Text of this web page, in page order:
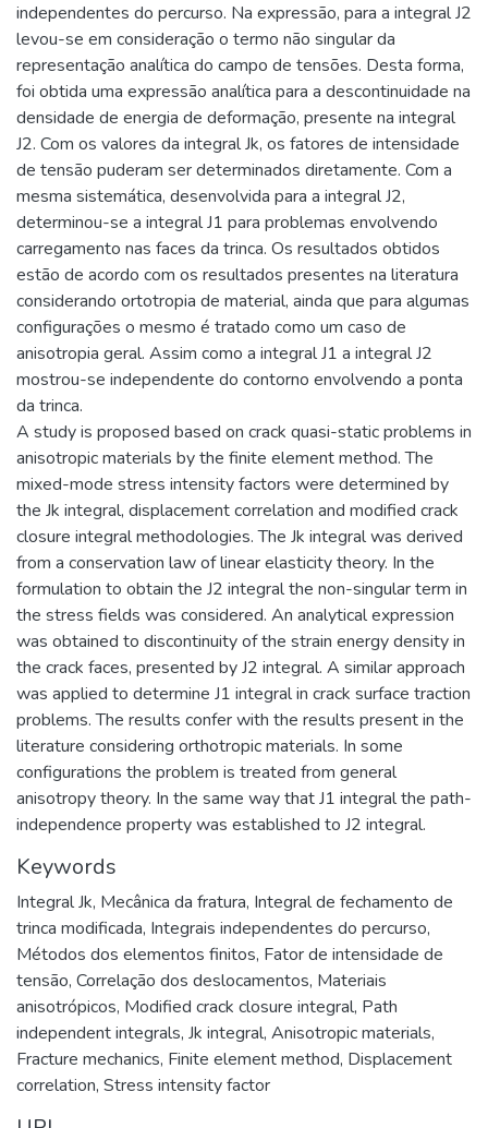
independentes do percurso. Na expressão, para a integral J2
levou-se em consideração o termo não singular da
representação analítica do campo de tensões. Desta forma,
foi obtida uma expressão analítica para a descontinuidade na
densidade de energia de deformação, presente na integral
J2. Com os valores da integral Jk, os fatores de intensidade
de tensão puderam ser determinados diretamente. Com a
mesma sistemática, desenvolvida para a integral J2,
determinou-se a integral J1 para problemas envolvendo
carregamento nas faces da trinca. Os resultados obtidos
estão de acordo com os resultados presentes na literatura
considerando ortotropia de material, ainda que para algumas
configurações o mesmo é tratado como um caso de
anisotropia geral. Assim como a integral J1 a integral J2
mostrou-se independente do contorno envolvendo a ponta
da trinca.
A study is proposed based on crack quasi-static problems in
anisotropic materials by the finite element method. The
mixed-mode stress intensity factors were determined by
the Jk integral, displacement correlation and modified crack
closure integral methodologies. The Jk integral was derived
from a conservation law of linear elasticity theory. In the
formulation to obtain the J2 integral the non-singular term in
the stress fields was considered. An analytical expression
was obtained to discontinuity of the strain energy density in
the crack faces, presented by J2 integral. A similar approach
was applied to determine J1 integral in crack surface traction
problems. The results confer with the results present in the
literature considering orthotropic materials. In some
configurations the problem is treated from general
anisotropy theory. In the same way that J1 integral the path-
independence property was established to J2 integral.
Keywords
Integral Jk, Mecânica da fratura, Integral de fechamento de
trinca modificada, Integrais independentes do percurso,
Métodos dos elementos finitos, Fator de intensidade de
tensão, Correlação dos deslocamentos, Materiais
anisotrópicos, Modified crack closure integral, Path
independent integrals, Jk integral, Anisotropic materials,
Fracture mechanics, Finite element method, Displacement
correlation, Stress intensity factor